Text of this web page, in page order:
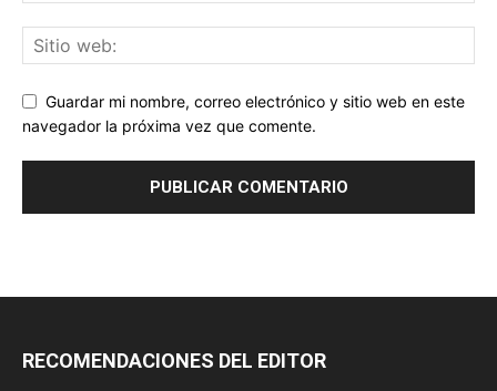
Guardar mi nombre, correo electrónico y sitio web en este
navegador la próxima vez que comente.
RECOMENDACIONES DEL EDITOR